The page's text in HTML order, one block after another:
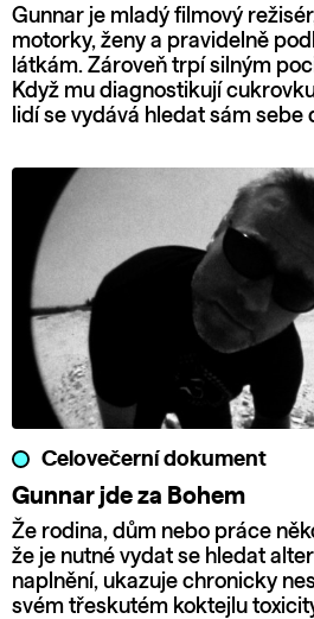
Gunnar je mladý filmový
motorky, ženy a pravidelně
látkám. Zároveň trpí silným
Když mu diagnostikují
lidí se vydává hledat sám sebe
Celovečerní dokument
Gunnar jde za Bohem
Že rodina, dům nebo práce
že je nutné vydat se hledat
naplnění, ukazuje chronicky
svém třeskutém koktejlu